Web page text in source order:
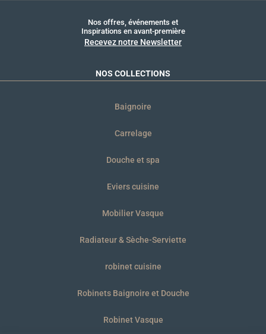
Nos offres, événements et
Inspirations en avant-première
Recevez notre Newsletter
NOS COLLECTIONS
Baignoire
Carrelage
Douche et spa
Eviers cuisine
Mobilier Vasque
Radiateur & Sèche-Serviette
robinet cuisine
Robinets Baignoire et Douche
Robinet Vasque